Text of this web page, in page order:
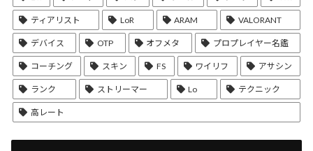
ティアリスト LoR ARAM VALORANT
デバイス OTP オフメタ プロプレイヤー名鑑
コーチング スキン FS ワイリフ アサシン
ランク ストリーマー Lo テクニック
高レート